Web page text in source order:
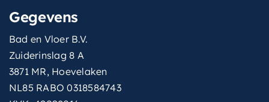
Gegevens
Bad en Vloer B.V.
Zuiderinslag 8 A
3871 MR, Hoevelaken
NL85 RABO 0318584743